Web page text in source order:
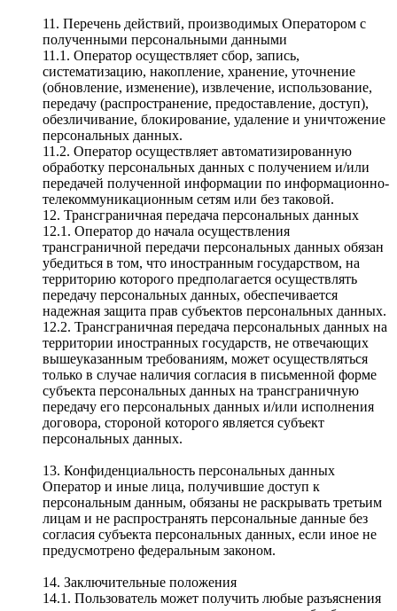
11. Перечень действий, производимых Оператором с
полученными персональными данными
11.1. Оператор осуществляет сбор, запись,
систематизацию, накопление, хранение, уточнение
(обновление, изменение), извлечение, использование,
передачу (распространение, предоставление, доступ),
обезличивание, блокирование, удаление и уничтожение
персональных данных.
11.2. Оператор осуществляет автоматизированную
обработку персональных данных с получением и/или
передачей полученной информации по информационно-
телекоммуникационным сетям или без таковой.
12. Трансграничная передача персональных данных
12.1. Оператор до начала осуществления
трансграничной передачи персональных данных обязан
убедиться в том, что иностранным государством, на
территорию которого предполагается осуществлять
передачу персональных данных, обеспечивается
надежная защита прав субъектов персональных данных.
12.2. Трансграничная передача персональных данных на
территории иностранных государств, не отвечающих
вышеуказанным требованиям, может осуществляться
только в случае наличия согласия в письменной форме
субъекта персональных данных на трансграничную
передачу его персональных данных и/или исполнения
договора, стороной которого является субъект
персональных данных.
13. Конфиденциальность персональных данных
Оператор и иные лица, получившие доступ к
персональным данным, обязаны не раскрывать третьим
лицам и не распространять персональные данные без
согласия субъекта персональных данных, если иное не
предусмотрено федеральным законом.
14. Заключительные положения
14.1. Пользователь может получить любые разъяснения